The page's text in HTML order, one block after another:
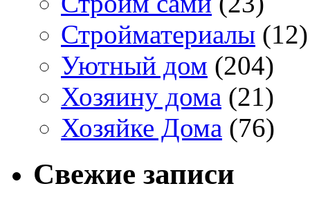
Стройматериалы (12)
Уютный дом (204)
Хозяину дома (21)
Хозяйке Дома (76)
Свежие записи